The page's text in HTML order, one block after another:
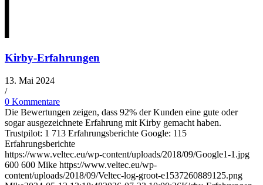
Kirby-Erfahrungen
13. Mai 2024
/
0 Kommentare
Die Bewertungen zeigen, dass 92% der Kunden eine gute oder
sogar ausgezeichnete Erfahrung mit Kirby gemacht haben.
Trustpilot: 1 713 Erfahrungsberichte Google: 115
Erfahrungsberichte
https://www.veltec.eu/wp-content/uploads/2018/09/Google1-1.jpg
600 600 Mike https://www.veltec.eu/wp-
content/uploads/2018/09/Veltec-log-groot-e1537260889125.png